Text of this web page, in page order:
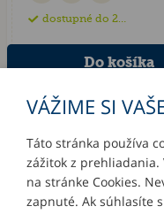
dostupné do 21 dní
INFORMÁCIE
MÔJ ÚČET
VÁŽIME SI
Táto stránka používa
zážitok z
na stránke Cookies.
zapnuté. Ak súhlasíte